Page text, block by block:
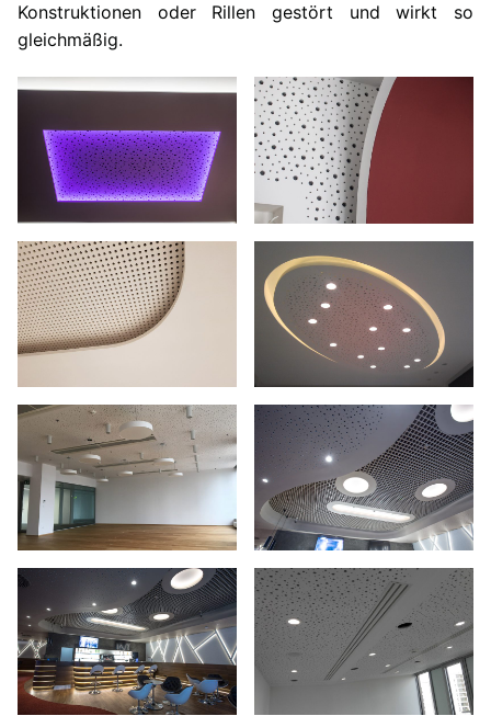
Konstruktionen oder Rillen gestört und wirkt so
gleichmäßig.